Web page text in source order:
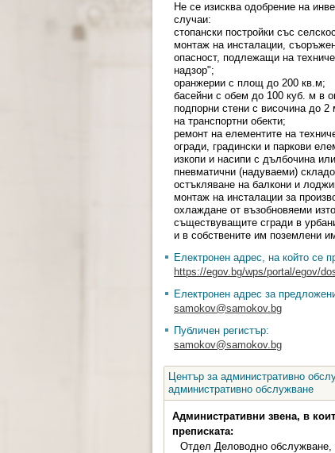
Не се изисква одобрение на
случаи:
стопански постройки със
монтаж на инсталации,
опасност, подлежащи на
надзор";
оранжерии с площ до 200 кв.м;
басейни с обем до 100 куб. м в
подпорни стени с височина до
на транспортни обекти;
ремонт на елементите на
огради, градински и паркови
изкопи и насипи с дълбочина
пневматични (надуваеми)
остъкляване на балкони и
монтаж на инсталации за
охлаждане от възобновяеми
съществуващите сгради в
и в собствените им поземлени
Електронен адрес, на който се
https://egov.bg/wps/portal/egov/
Електронен адрес за
samokov@samokov.bg
Публичен регистър:
samokov@samokov.bg
Център за административно
административно обслужване
Административни звена, в
преписката:
Отдел Деловодно